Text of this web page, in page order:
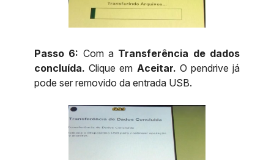
Passo 6: Com a Transferência de dados
concluída.Clique em Aceitar. O pendrive já
pode ser removido da entrada USB.